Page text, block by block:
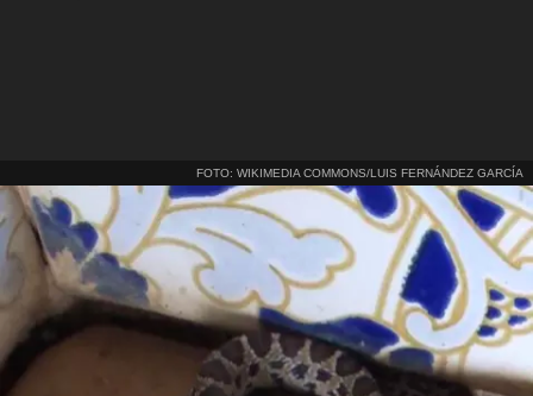
FOTO: WIKIMEDIA COMMONS/LUIS FERNÁNDEZ GARCÍA